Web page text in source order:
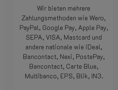
Wir bieten mehrere
Zahlungsmethoden wie Wero,
PayPal, Google Pay, Apple Pay,
SEPA, VISA, Mastcard und
andere nationale wie iDeal,
Bancontact, Nexi, PostePay,
Bancontact, Carte Blue,
Multibanco, EPS, Blik, IN3.